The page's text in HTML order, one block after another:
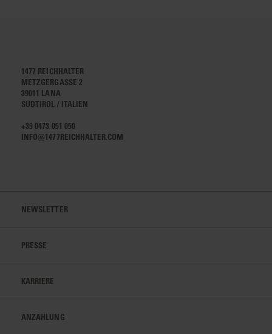
1477 REICHHALTER
METZGERGASSE 2
39011 LANA
SÜDTIROL / ITALIEN
+39 0473 051 050
INFO@1477REICHHALTER.COM
NEWSLETTER
PRESSE
KARRIERE
ANZAHLUNG